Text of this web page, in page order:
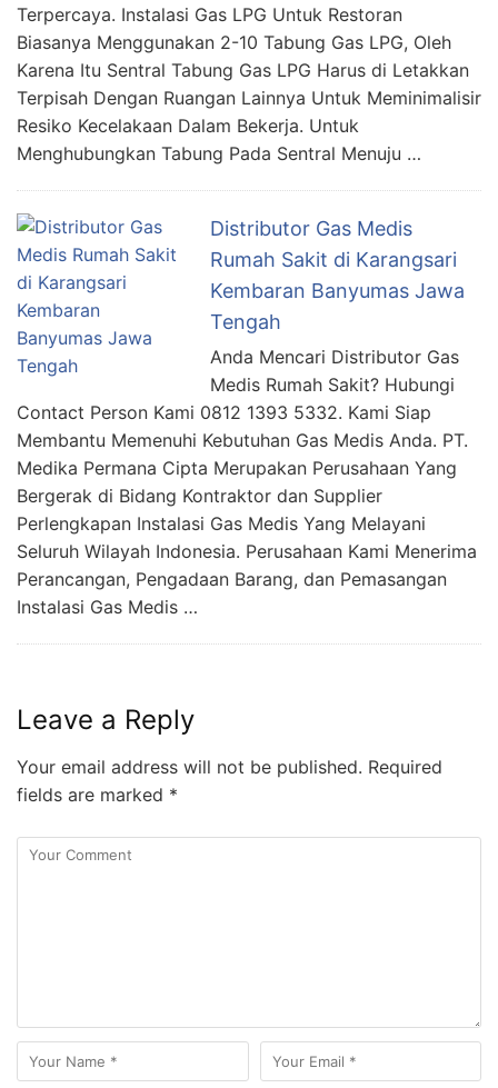
Terpercaya. Instalasi Gas LPG Untuk Restoran
Biasanya Menggunakan 2-10 Tabung Gas LPG, Oleh
Karena Itu Sentral Tabung Gas LPG Harus di Letakkan
Terpisah Dengan Ruangan Lainnya Untuk Meminimalisir
Resiko Kecelakaan Dalam Bekerja. Untuk
Menghubungkan Tabung Pada Sentral Menuju …
Distributor Gas Medis
Rumah Sakit di Karangsari
Kembaran Banyumas Jawa
Tengah
Anda Mencari Distributor Gas
Medis Rumah Sakit? Hubungi
Contact Person Kami 0812 1393 5332. Kami Siap
Membantu Memenuhi Kebutuhan Gas Medis Anda. PT.
Medika Permana Cipta Merupakan Perusahaan Yang
Bergerak di Bidang Kontraktor dan Supplier
Perlengkapan Instalasi Gas Medis Yang Melayani
Seluruh Wilayah Indonesia. Perusahaan Kami Menerima
Perancangan, Pengadaan Barang, dan Pemasangan
Instalasi Gas Medis …
Leave a Reply
Your email address will not be published. Required
fields are marked *